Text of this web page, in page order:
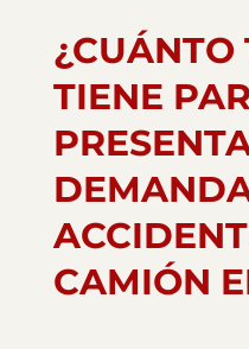
¿CUÁNTO
TIENE
CAMIÓN